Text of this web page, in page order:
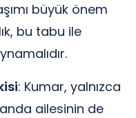
büyük önem
bu tabu ile
: Kumar, yalnızca
ailesinin de